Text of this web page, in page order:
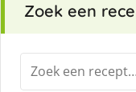
Zoek een
Zoeken
naar: